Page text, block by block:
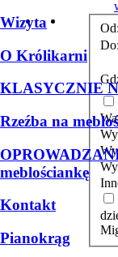
Wizyta
O Królikarni
KLASYCZNIE
Rzeźba na
meblościankę
Kontakt
Pianokrąg
Od:
Do: